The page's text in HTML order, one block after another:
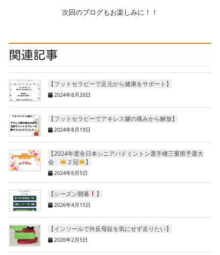
次回のブログもお楽しみに！！
関連記事
【フットセラピーで足元から健康をサポート】
2024年8月20日
【フットセラピーでアキレス腱の痛みから解放】
2024年8月19日
【2024年度全日本シニアバドミントン選手権三重県予選大
会
２冠 】
2024年6月5日
【シーズン開幕 】
2026年4月15日
【インソールで外反母趾を気にせず走りたい】
2026年2月5日